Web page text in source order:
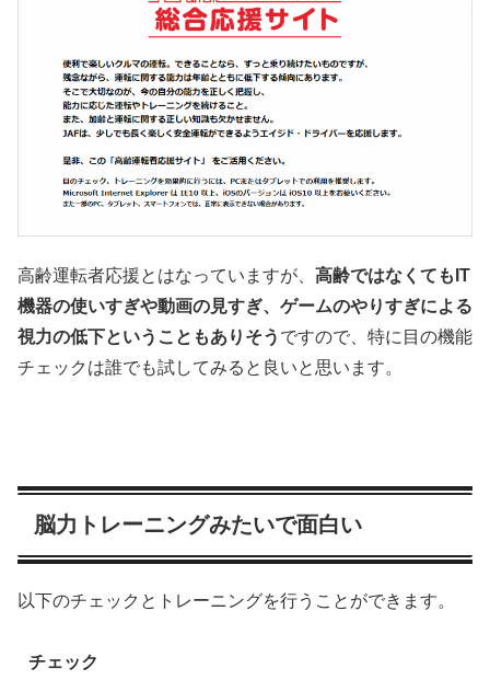
高齢運転者応援とはなっていますが、 高齢ではなくてもIT
機器の使いすぎや動画の見すぎ、ゲームのやりすぎによる
視力の低下ということもありそう ですので、特に目の機能
チェックは誰でも試してみると良いと思います。
脳力トレーニングみたいで面白い
以下のチェックとトレーニングを行うことができます。
チェック